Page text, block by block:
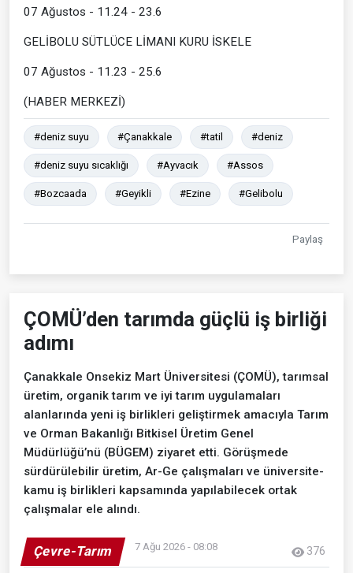
07 Ağustos - 11.24 - 23.6
GELİBOLU SÜTLÜCE LİMANI KURU İSKELE
07 Ağustos - 11.23 - 25.6
(HABER MERKEZİ)
#deniz suyu #Çanakkale #tatil #deniz
#deniz suyu sıcaklığı #Ayvacık #Assos
#Bozcaada #Geyikli #Ezine #Gelibolu
Paylaş
ÇOMÜ’den tarımda güçlü iş birliği
adımı
Çanakkale Onsekiz Mart Üniversitesi (ÇOMÜ), tarımsal
üretim, organik tarım ve iyi tarım uygulamaları
alanlarında yeni iş birlikleri geliştirmek amacıyla Tarım
ve Orman Bakanlığı Bitkisel Üretim Genel
Müdürlüğü’nü (BÜGEM) ziyaret etti. Görüşmede
sürdürülebilir üretim, Ar-Ge çalışmaları ve üniversite-
kamu iş birlikleri kapsamında yapılabilecek ortak
çalışmalar ele alındı.
Çevre-Tarım 7 Ağu 2026 - 08:08 376